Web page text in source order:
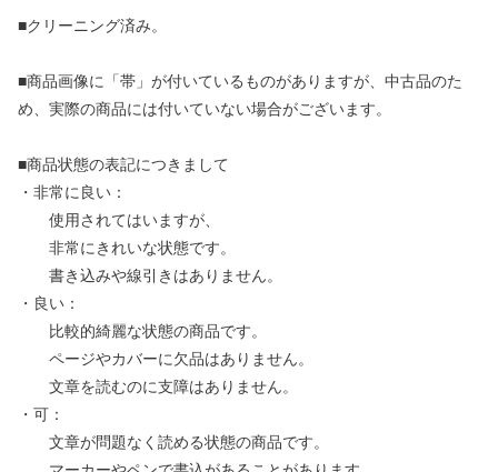
■クリーニング済み。
■商品画像に「帯」が付いているものがありますが、中古品のた
め、実際の商品には付いていない場合がございます。
■商品状態の表記につきまして
・非常に良い：
使用されてはいますが、
非常にきれいな状態です。
書き込みや線引きはありません。
・良い：
比較的綺麗な状態の商品です。
ページやカバーに欠品はありません。
文章を読むのに支障はありません。
・可：
文章が問題なく読める状態の商品です。